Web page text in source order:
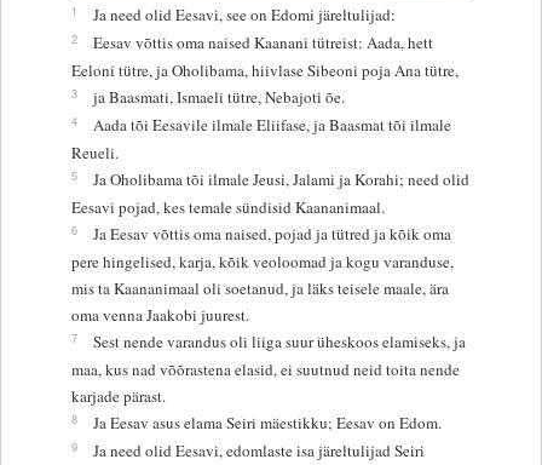
1 Ja need olid Eesavi, see on Edomi järeltulijad:
2
Eesav võttis oma naised Kaanani tütreist: Aada, hett
Eeloni tütre, ja Oholibama, hiivlase Sibeoni poja Ana tütre,
3 ja Baasmati, Ismaeli tütre, Nebajoti õe.
4
Aada tõi Eesavile ilmale Eliifase, ja Baasmat tõi ilmale
Reueli.
5
Ja Oholibama tõi ilmale Jeusi, Jalami ja Korahi; need olid
Eesavi pojad, kes temale sündisid Kaananimaal.
6
Ja Eesav võttis oma naised, pojad ja tütred ja kõik oma
pere hingelised, karja, kõik veoloomad ja kogu varanduse,
mis ta Kaananimaal oli soetanud, ja läks teisele maale, ära
oma venna Jaakobi juurest.
7
Sest nende varandus oli liiga suur üheskoos elamiseks, ja
maa, kus nad võõrastena elasid, ei suutnud neid toita nende
karjade pärast.
8 Ja Eesav asus elama Seiri mäestikku; Eesav on Edom.
9
Ja need olid Eesavi, edomlaste isa järeltulijad Seiri